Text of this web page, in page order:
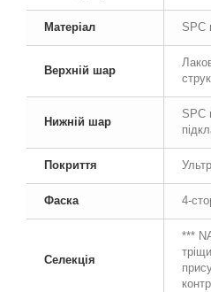
Матеріал SPC
Верхній шар
Нижній шар
SPC
Покриття
Фаска 4-
Селекція
***